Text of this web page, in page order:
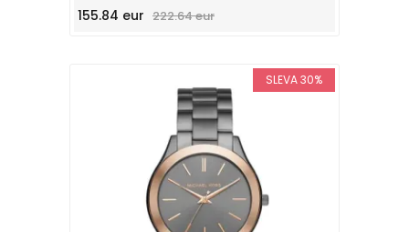
155.84 eur 222.64 eur
SLEVA 30%